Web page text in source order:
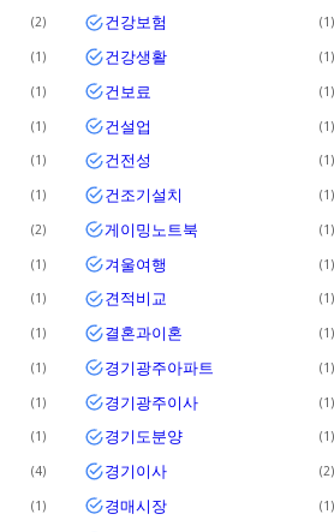
2 건강보험 1
1 건강생활 1
1 건보료 1
1 건설업 1
1 건전성 1
1 건조기설치 1
2 게이밍노트북 1
1 겨울여행 1
1 견적비교 1
1 결혼과이혼 1
1 경기광주아파트 1
1 경기광주이사 1
1 경기도분양 1
4 경기이사 2
1 경매시장 1